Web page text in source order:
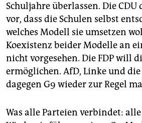
Schuljahre überlassen. Die CDU
vor, dass die Schulen selbst
welches Modell sie umsetzen
Koexistenz beider Modelle an
nicht vorgesehen. Die FDP will
ermöglichen. AfD, Linke und
dagegen G9 wieder zur Regel
Was alle Parteien verbindet: